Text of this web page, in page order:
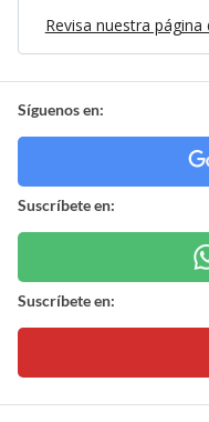
Revisa nuestra
Síguenos en:
Suscríbete en:
Suscríbete en: